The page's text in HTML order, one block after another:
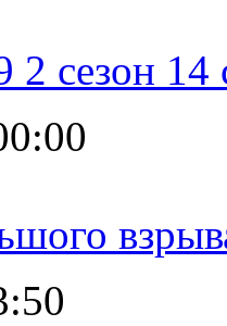
2 сезон 14